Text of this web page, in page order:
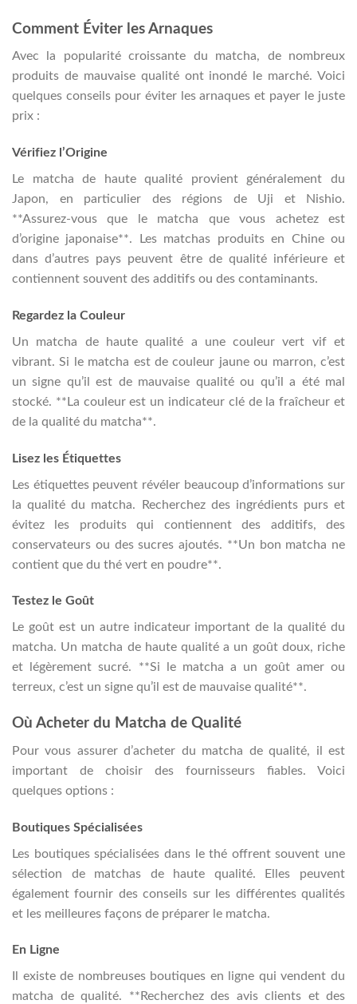
Comment Éviter les Arnaques
Avec la popularité croissante du matcha, de nombreux
produits de mauvaise qualité ont inondé le marché. Voici
quelques conseils pour éviter les arnaques et payer le juste
prix :
Vérifiez l’Origine
Le matcha de haute qualité provient généralement du
Japon, en particulier des régions de Uji et Nishio.
**Assurez-vous que le matcha que vous achetez est
d’origine japonaise**. Les matchas produits en Chine ou
dans d’autres pays peuvent être de qualité inférieure et
contiennent souvent des additifs ou des contaminants.
Regardez la Couleur
Un matcha de haute qualité a une couleur vert vif et
vibrant. Si le matcha est de couleur jaune ou marron, c’est
un signe qu’il est de mauvaise qualité ou qu’il a été mal
stocké. **La couleur est un indicateur clé de la fraîcheur et
de la qualité du matcha**.
Lisez les Étiquettes
Les étiquettes peuvent révéler beaucoup d’informations sur
la qualité du matcha. Recherchez des ingrédients purs et
évitez les produits qui contiennent des additifs, des
conservateurs ou des sucres ajoutés. **Un bon matcha ne
contient que du thé vert en poudre**.
Testez le Goût
Le goût est un autre indicateur important de la qualité du
matcha. Un matcha de haute qualité a un goût doux, riche
et légèrement sucré. **Si le matcha a un goût amer ou
terreux, c’est un signe qu’il est de mauvaise qualité**.
Où Acheter du Matcha de Qualité
Pour vous assurer d’acheter du matcha de qualité, il est
important de choisir des fournisseurs fiables. Voici
quelques options :
Boutiques Spécialisées
Les boutiques spécialisées dans le thé offrent souvent une
sélection de matchas de haute qualité. Elles peuvent
également fournir des conseils sur les différentes qualités
et les meilleures façons de préparer le matcha.
En Ligne
Il existe de nombreuses boutiques en ligne qui vendent du
matcha de qualité. **Recherchez des avis clients et des